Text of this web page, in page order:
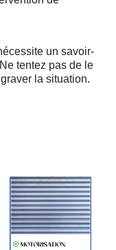
un savoir-
tentez pas de le
la situation.